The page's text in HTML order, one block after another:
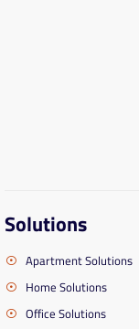
Solutions
Apartment Solutions
Home Solutions
Office Solutions